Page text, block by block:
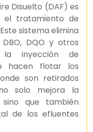
Disuelto (DAF) es
el tratamiento de
sistema elimina
DBO, DQO y otros
la inyección de
hacen flotar los
son retirados
solo mejora la
que también
de los efluentes